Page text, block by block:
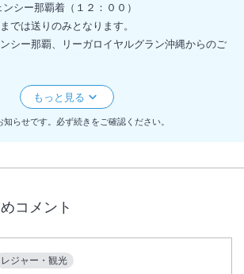
シー那覇着（１２：００）
では送りのみとなります。
シー那覇、リーガロイヤルグラン沖縄からのご
－３１１１）でご連絡ください。
スルーム・ベッドメイク等）は行いません。
交換、アメニティの補充は行います。
らせです。必ず続きをご確認ください。
コメント
レジャー・観光